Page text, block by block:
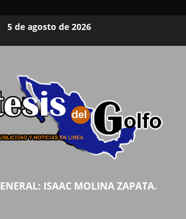
5 de agosto de 2026
ISAAC MOLINA ZAPATA.